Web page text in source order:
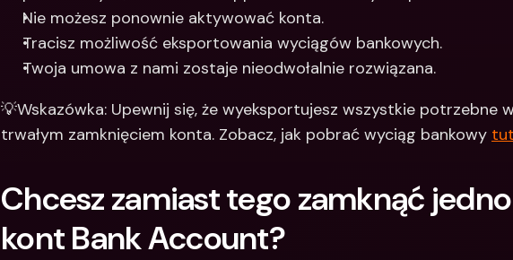
Nie możesz ponownie aktywować konta.
Tracisz możliwość eksportowania wyciągów bankowych.
Twoja umowa z nami zostaje nieodwołalnie rozwiązana.
💡Wskazówka: Upewnij się, że wyeksportujesz wszystkie potrzebne
trwałym zamknięciem konta. Zobacz, jak pobrać wyciąg bankowy
Chcesz zamiast tego zamknąć
kont Bank Account?